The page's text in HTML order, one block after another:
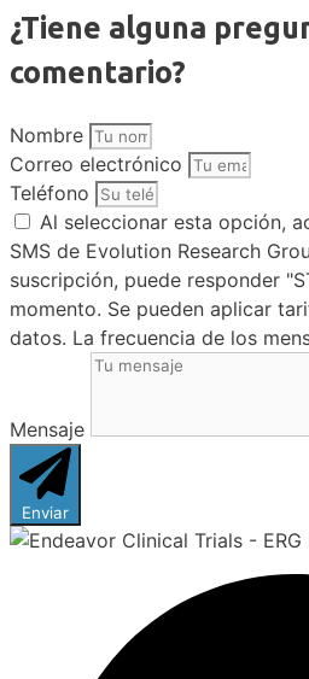
¿Tiene alguna
comentario?
Nombre
Correo electrónico
Teléfono
Al seleccionar esta opción,
SMS de Evolution Research
suscripción, puede responder
momento. Se pueden aplicar
datos. La frecuencia de los
Mensaje
Enviar